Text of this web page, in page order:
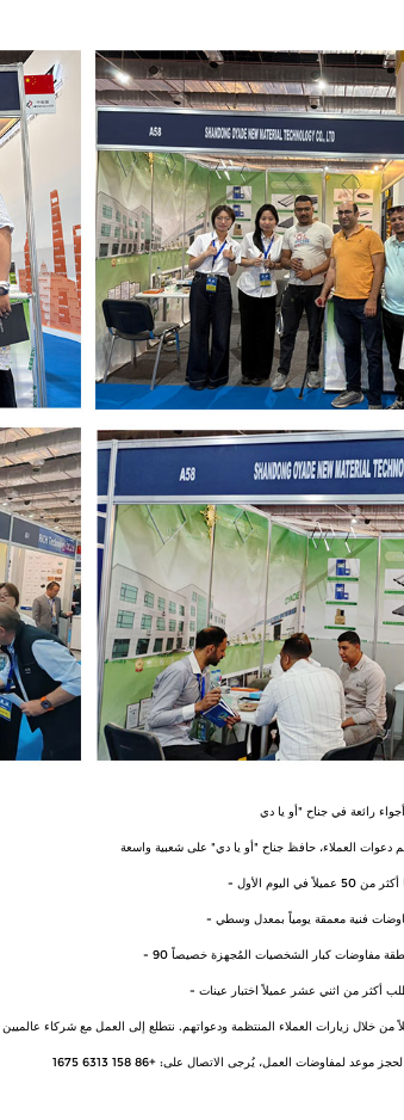
لمفاوضات العمل، يُرجى الاتصال على: +86 158 6313 1675